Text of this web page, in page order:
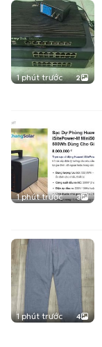
1 phút trước 2
1 phút trước 3
1 phút trước 4